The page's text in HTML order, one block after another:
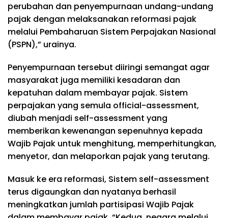
perubahan dan penyempurnaan undang-undang
pajak dengan melaksanakan reformasi pajak
melalui Pembaharuan Sistem Perpajakan Nasional
(PSPN),” urainya.
Penyempurnaan tersebut diiringi semangat agar
masyarakat juga memiliki kesadaran dan
kepatuhan dalam membayar pajak. Sistem
perpajakan yang semula official-assessment,
diubah menjadi self-assessment yang
memberikan kewenangan sepenuhnya kepada
Wajib Pajak untuk menghitung, memperhitungkan,
menyetor, dan melaporkan pajak yang terutang.
Masuk ke era reformasi, Sistem self-assessment
terus digaungkan dan nyatanya berhasil
meningkatkan jumlah partisipasi Wajib Pajak